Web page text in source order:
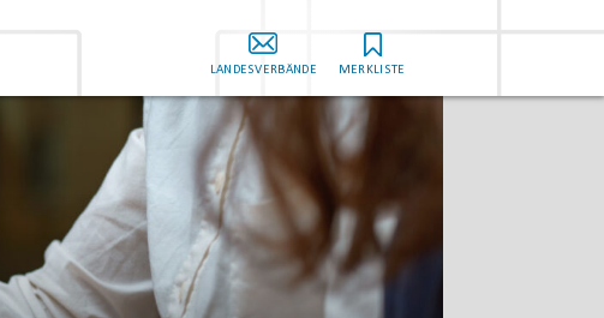
LANDESVERBÄNDE MERKLISTE